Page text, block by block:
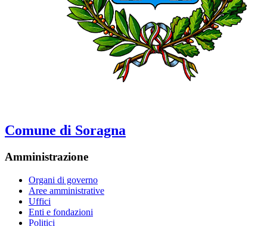
Comune di Soragna
Amministrazione
Organi di governo
Aree amministrative
Uffici
Enti e fondazioni
Politici